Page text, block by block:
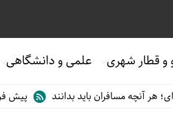
و قطار شهری علمی و دانشگاهی
آنچه مسافران باید بدانند پیش فروش